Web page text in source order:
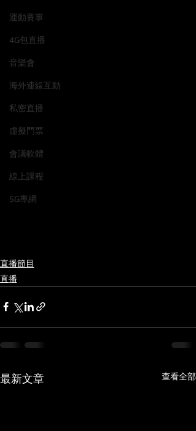
運動賽事
4G包直播
音樂會
海外連線互動
私密直播
虛擬門票
會議軟體
線上課程
5G專網
直播節目
直播
最新文章 查看全部